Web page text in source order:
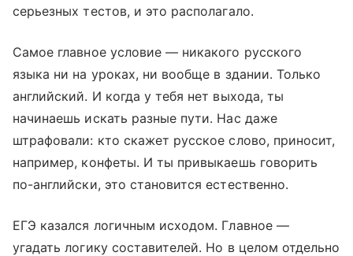
серьезных тестов, и это располагало.
Самое главное условие — никакого русского
языка ни на уроках, ни вообще в здании. Только
английский. И когда у тебя нет выхода, ты
начинаешь искать разные пути. Нас даже
штрафовали: кто скажет русское слово, приносит,
например, конфеты. И ты привыкаешь говорить
по-английски, это становится естественно.
ЕГЭ казался логичным исходом. Главное —
угадать логику составителей. Но в целом отдельно